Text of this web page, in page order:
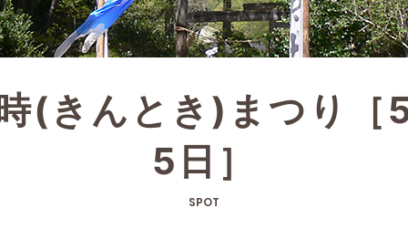
(きんとき)まつり［
5日］
SPOT